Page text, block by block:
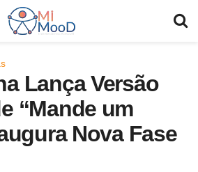
Lança Versão
“Mande um
Nova Fase